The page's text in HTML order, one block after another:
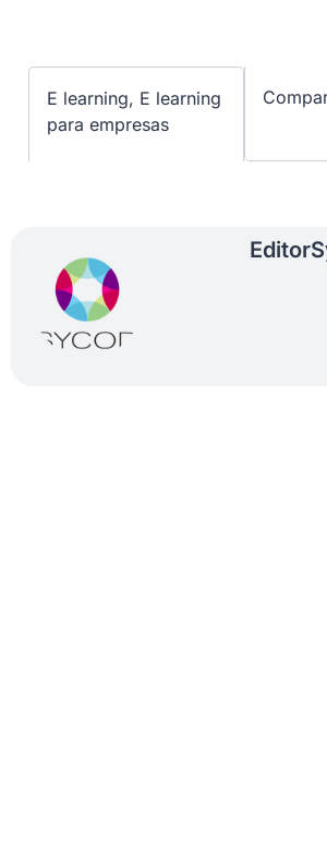
E learning, E learning
para empresas
Editor